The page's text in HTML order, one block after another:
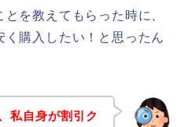
を教えてもらった時に、
購入したい！と思ったん
私自身が割引ク